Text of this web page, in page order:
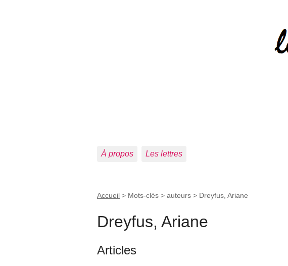
À propos Les lettres
Accueil > Mots-clés > auteurs > Dreyfus, Ariane
Dreyfus, Ariane
Articles